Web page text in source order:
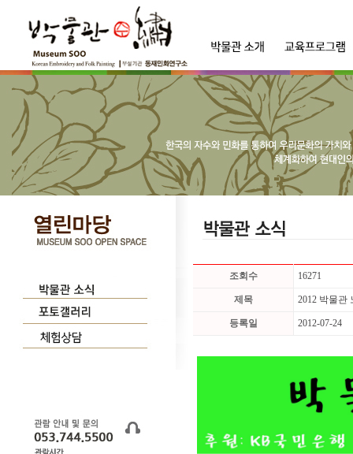
조회수 16271
제목 2012 박물관
등록일 2012-07-24